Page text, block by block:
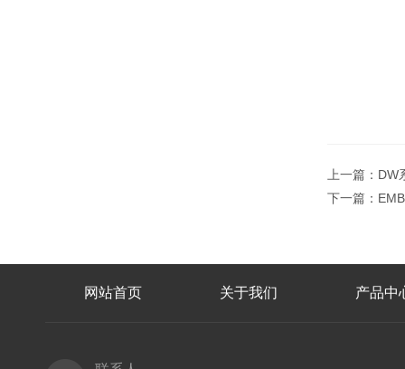
上一篇： DW
下一篇：
网站首页 关于我们 产品中